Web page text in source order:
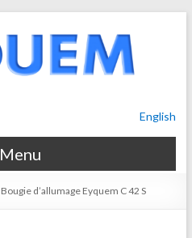
English
Menu
Bougie d’allumage Eyquem C 42 S